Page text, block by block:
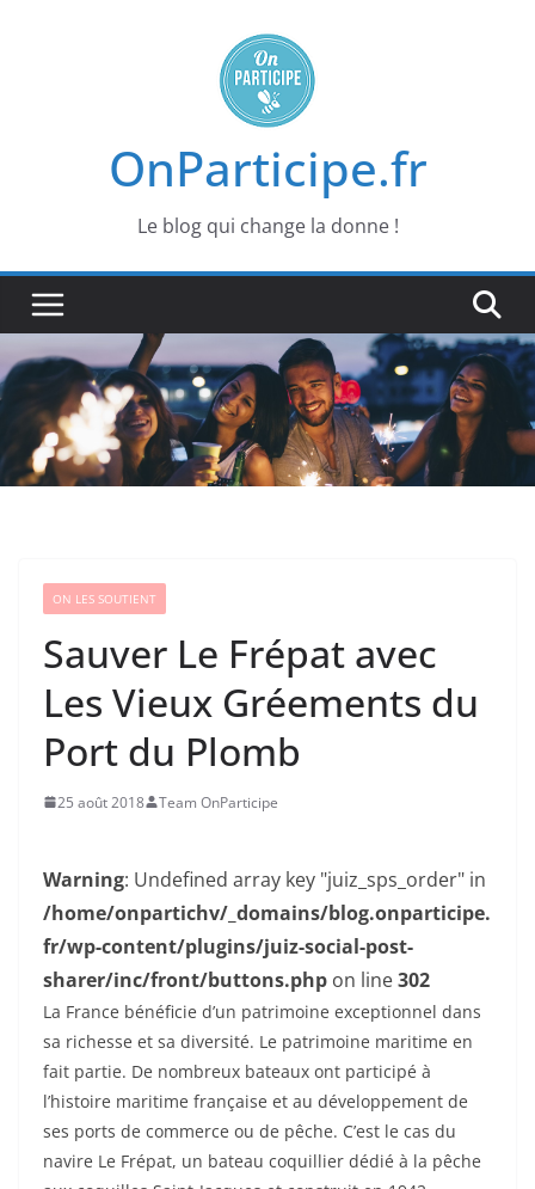
OnParticipe.fr
Le blog qui change la donne !
ON LES SOUTIENT
Sauver Le Frépat avec
Les Vieux Gréements du
Port du Plomb
25 août 2018 Team OnParticipe
Warning: Undefined array key "juiz_sps_order" in
/home/onpartichv/_domains/blog.onparticipe.
fr/wp-content/plugins/juiz-social-post-
sharer/inc/front/buttons.php on line302
La France bénéficie d’un patrimoine exceptionnel dans
sa richesse et sa diversité. Le patrimoine maritime en
fait partie. De nombreux bateaux ont participé à
l’histoire maritime française et au développement de
ses ports de commerce ou de pêche. C’est le cas du
navire Le Frépat, un bateau coquillier dédié à la pêche